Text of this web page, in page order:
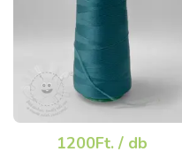
1200Ft. / db